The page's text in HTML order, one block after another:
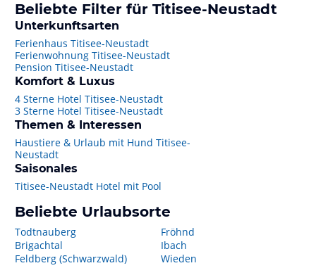
Beliebte Filter für Titisee-Neustadt
Unterkunftsarten
Ferienhaus Titisee-Neustadt
Ferienwohnung Titisee-Neustadt
Pension Titisee-Neustadt
Komfort & Luxus
4 Sterne Hotel Titisee-Neustadt
3 Sterne Hotel Titisee-Neustadt
Themen & Interessen
Haustiere & Urlaub mit Hund Titisee-
Neustadt
Saisonales
Titisee-Neustadt Hotel mit Pool
Beliebte Urlaubsorte
Todtnauberg
Brigachtal
Feldberg (Schwarzwald)
Fröhnd
Ibach
Wieden